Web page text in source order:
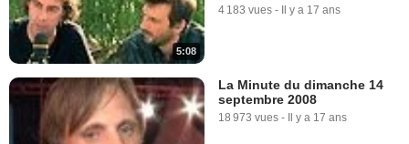
5:08
4 183 vues - Il y a 17 ans
La Minute du dimanche 14
septembre 2008
18 973 vues - Il y a 17 ans